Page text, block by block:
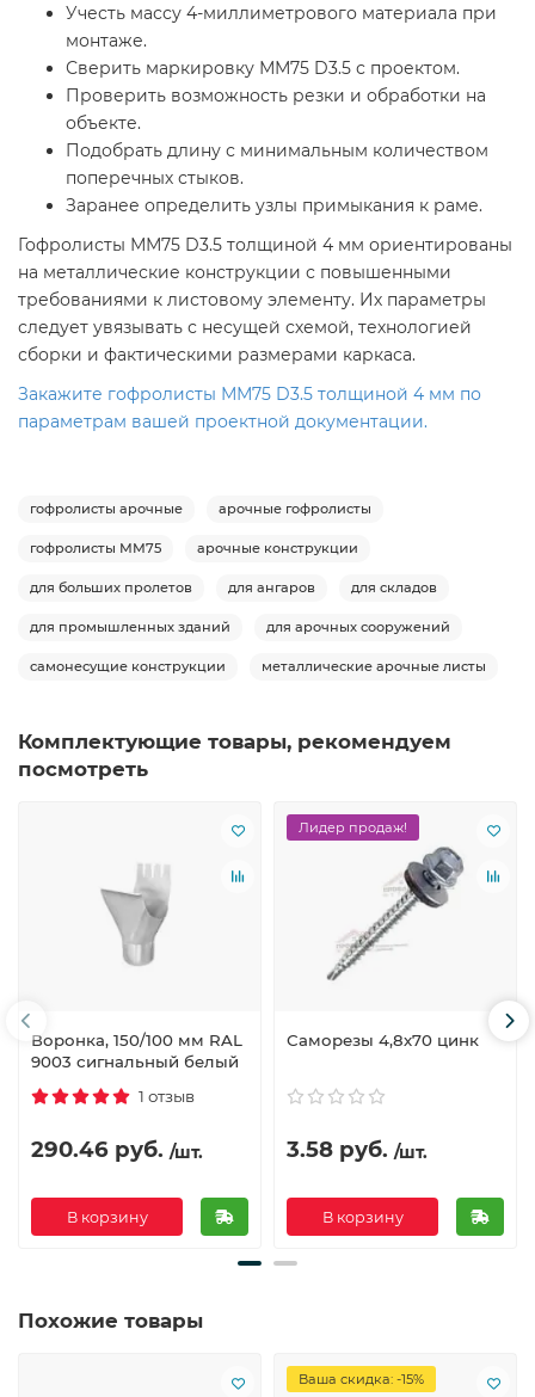
Учесть массу 4-миллиметрового материала при
монтаже.
Сверить маркировку ММ75 D3.5 с проектом.
Проверить возможность резки и обработки на
объекте.
Подобрать длину с минимальным количеством
поперечных стыков.
Заранее определить узлы примыкания к раме.
Гофролисты ММ75 D3.5 толщиной 4 мм ориентированы
на металлические конструкции с повышенными
требованиями к листовому элементу. Их параметры
следует увязывать с несущей схемой, технологией
сборки и фактическими размерами каркаса.
Закажите гофролисты ММ75 D3.5 толщиной 4 мм по
параметрам вашей проектной документации.
гофролисты арочные арочные гофролисты
гофролисты ММ75 арочные конструкции
для больших пролетов для ангаров для складов
для промышленных зданий для арочных сооружений
самонесущие конструкции металлические арочные листы
Комплектующие товары, рекомендуем
посмотреть
Воронка, 150/100 мм RAL
9003 сигнальный белый
1 отзыв
290.46 руб. /шт.
В корзину
Лидер продаж!
Саморезы 4,8х70 цинк
3.58 руб. /шт.
В корзину
Похожие товары
Ваша скидка: -15%